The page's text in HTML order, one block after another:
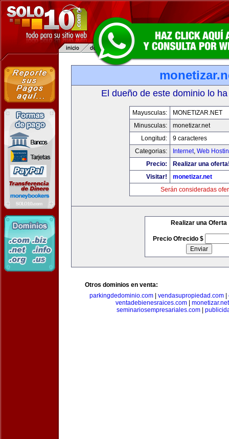
El dueño de este dominio lo
Mayusculas:
MONETIZAR.NET
Minusculas:
monetizar.net
Longitud:
9 caracteres
Categorias:
Internet, Web
Precio:
Realizar una
Visitar!
monetizar.net
Serán consideradas
Realizar una Oferta
Precio Ofrecido $
Otros dominios en venta:
parkingdedominio.com| vendasupropiedad.com|
ventadebienesraices.com
monetizar.net
seminariosempresariales.com